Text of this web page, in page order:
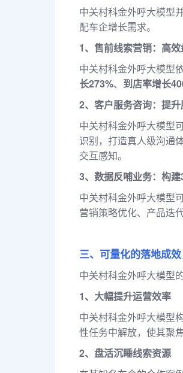
中关村科金外呼大模型
配车企增长需求。
1、售前线索营销：高
中关村科金外呼大模型
长273%、 到店率增长
2、客户服务咨询：提
中关村科金外呼大模型
识别，打造真人级沟通
交互感知。
3、数据反哺业务：构
中关村科金外呼大模型
营销策略优化、产品迭
三、可量化的落地成
中关村科金外呼大模型
1、大幅提升运营效率
中关村科金外呼大模型
性任务中解放，使其聚
2、盘活沉睡线索资源